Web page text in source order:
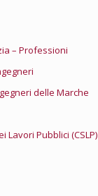
– Professioni
delle Marche
Lavori Pubblici (CSLP)